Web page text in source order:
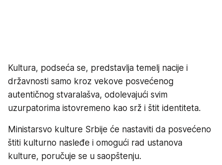
Kultura, podseća se, predstavlja temelj nacije i
državnosti samo kroz vekove posvećenog
autentičnog stvaralašva, odolevajući svim
uzurpatorima istovremeno kao srž i štit identiteta.
Ministarsvo kulture Srbije će nastaviti da posvećeno
štiti kulturno nasleđe i omogući rad ustanova
kulture, poručuje se u saopštenju.